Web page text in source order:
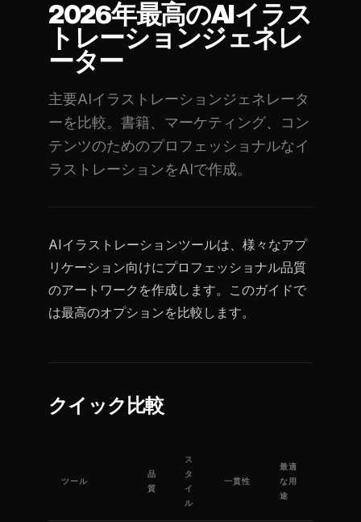
2026年最高のAIイラス
トレーションジェネレ
ーター
主要AIイラストレーションジェネレータ
ーを比較。書籍、マーケティング、コン
テンツのためのプロフェッショナルなイ
ラストレーションをAIで作成。
AIイラストレーションツールは、様々なアプ
リケーション向けにプロフェッショナル品質
のアートワークを作成します。このガイドで
は最高のオプションを比較します。
クイック比較
ツール
品
質
ス
タ
イ
ル
一貫性
最適
な用
途